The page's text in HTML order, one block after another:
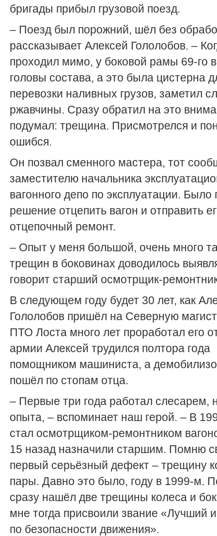
бригады прибыл грузовой поезд.
– Поезд был порожний, шёл без
рассказывает Алексей Гололобов. –
проходил мимо, у боковой рамы 69-го
головы состава, а это была цистерна
перевозки наливных грузов, заметил
ржавчины. Сразу обратил на это
подумал: трещина. Присмотрелся и
ошибся.
Он позвал сменного мастера, тот
заместителю начальника
вагонного депо по эксплуатации. Было
решение отцепить вагон и отправить
отцепочный ремонт.
– Опыт у меня большой, очень много
трещин в боковинах доводилось
говорит старший осмотрщик-
В следующем году будет 30 лет, как
Гололобов пришёл на Северную
ПТО Лоста много лет проработал его
армии Алексей трудился полтора года
помощником машиниста, а
пошёл по стопам отца.
– Первые три года работал слесарем,
опыта, – вспоминает наш герой. – В
стал осмотрщиком-ремонтником
15 назад назначили старшим. Помню
первый серьёзный дефект – трещину
пары. Давно это было, году в 1999-м.
сразу нашёл две трещины колеса и
мне тогда присвоили звание «Лучший
по безопасности движения».